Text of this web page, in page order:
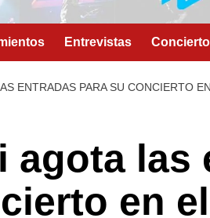
Entrevistas
ENTRADAS PARA SU CONCIERTO
agota las
en